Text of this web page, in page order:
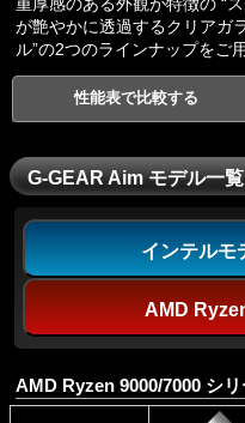
が艶やかに透過するクリアガ
ル”の2つのラインナップをご用
性能表で比較する
G-GEAR Aim モデル一覧
インテルモ
AMD
AMD Ryzen 9000/7000 シ